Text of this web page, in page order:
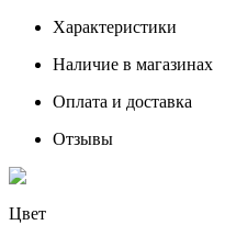
Характеристики
Наличие в магазинах
Оплата и доставка
Отзывы
Цвет